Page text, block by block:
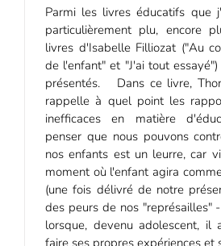
Parmi les livres éducatifs que
particulièrement plu, encore
livres d'Isabelle Filliozat ("Au
de l'enfant" et "J'ai tout
présentés. Dans ce livre,
rappelle à quel point les
inefficaces en matière
penser que nous pouvons
nos enfants est un leurre, car
moment où l'enfant agira
(une fois délivré de notre
des peurs de nos "représailles"
lorsque, devenu adolescent, il